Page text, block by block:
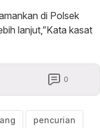
di Polsek
lanjut,”Kata kasat
0
pencurian